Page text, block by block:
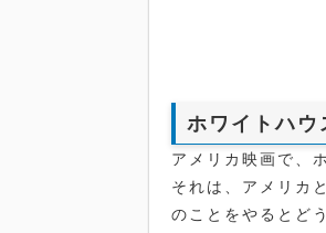
ホワイトハ
アメリカ映画で、
それは、アメリカ
のことをやるとど